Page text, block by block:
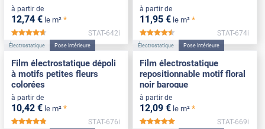
à partir de
12,74 € le m² *
*****
STAT-642i
à partir de
11,95 € le m² *
*****
STAT-674i
Électrostatique Pose Intérieure
Film électrostatique dépoli
à motifs petites fleurs
colorées
à partir de
10,42 € le m² *
*****
STAT-676i
Électrostatique Pose Intérieure
Film électrostatique
repositionnable motif floral
noir baroque
à partir de
12,09 € le m² *
STAT-669i